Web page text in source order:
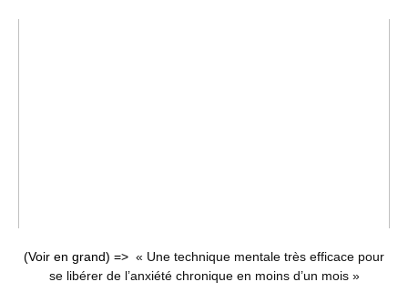
(Voir en grand) => « Une technique mentale très efficace pour
se libérer de l’anxiété chronique en moins d’un mois »